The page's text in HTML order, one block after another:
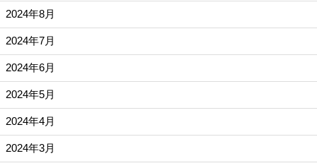
2024年8月
2024年7月
2024年6月
2024年5月
2024年4月
2024年3月